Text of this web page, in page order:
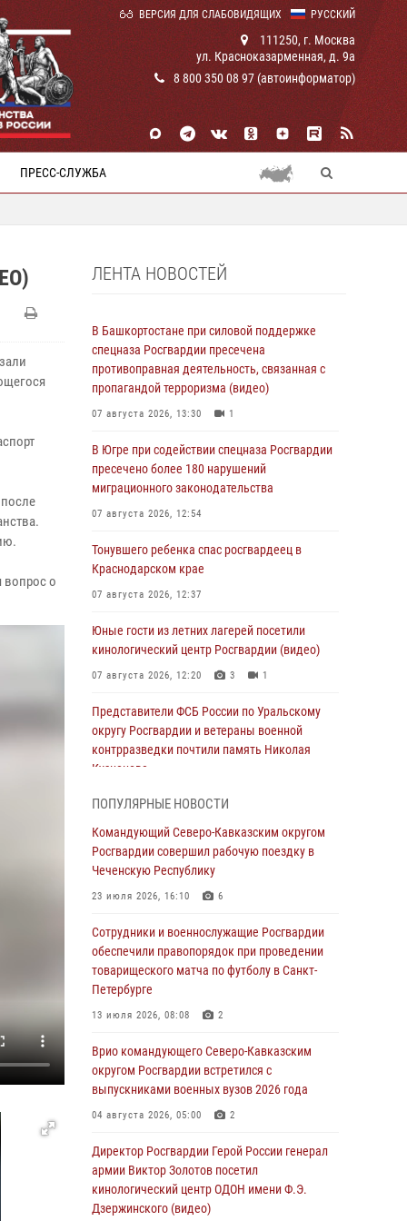
РУССКИЙ
ВЕРСИЯ ДЛЯ СЛАБОВИДЯЩИХ
111250, г. Москва
ул. Красноказарменная, д. 9а
8 800 350 08 97 (автоинформатор)
ПРЕСС-СЛУЖБА
вопрос о
ЛЕНТА НОВОСТЕЙ
В Башкортостане при силовой поддержке
спецназа Росгвардии пресечена
противоправная деятельность, связанная с
пропагандой терроризма (видео)
07 августа 2026, 13:30 1
В Югре при содействии спецназа Росгвардии
пресечено более 180 нарушений
миграционного законодательства
07 августа 2026, 12:54
Тонувшего ребенка спас росгвардеец в
Краснодарском крае
07 августа 2026, 12:37
Юные гости из летних лагерей посетили
кинологический центр Росгвардии (видео)
07 августа 2026, 12:20 3 1
Представители ФСБ России по Уральскому
округу Росгвардии и ветераны военной
контрразведки почтили память Николая
Кузнецова
Ветеран войск правопорядка генерал-майор
Иван Пияшев – герой выпуска «Легенды
армии с Александром Маршалом»
07 августа 2026, 12:00
Росгвардейцы пресекли попытку руферов
подняться на крышу Смольного собора в
Санкт-Петербурге (видео)
07 августа 2026, 11:34
основам взрывобезопасности
07 августа 2026, 11:33
Рэпер ST посетил раненых росгвардейцев в
ведомства
07 августа 2026, 11:18 2
Патриотическая акция «Каникулы с
ПОПУЛЯРНЫЕ НОВОСТИ
Командующий Северо-Кавказским округом
Росгвардии совершил рабочую поездку в
Чеченскую Республику
23 июля 2026, 16:10 6
Сотрудники и военнослужащие Росгвардии
обеспечили правопорядок при проведении
товарищеского матча по футболу в Санкт-
Петербурге
13 июля 2026, 08:08 2
Врио командующего Северо-Кавказским
округом Росгвардии встретился с
выпускниками военных вузов 2026 года
04 августа 2026, 05:00 2
Директор Росгвардии Герой России генерал
армии Виктор Золотов посетил
кинологический центр ОДОН имени Ф.Э.
Дзержинского (видео)